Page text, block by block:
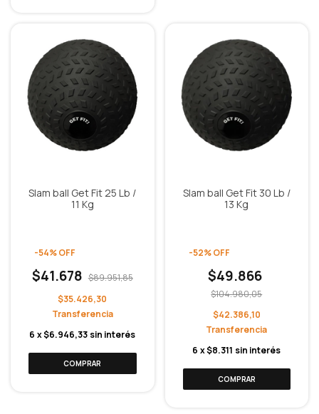
Slam ball Get Fit 25 Lb /
11 Kg
-54%OFF
$41.678 $89.951,85
$35.426,30
6 x$6.946,33 sin interés
Slam ball Get Fit 30 Lb /
13 Kg
-52%OFF
$49.866
$104.980,05
$42.386,10
6 x$8.311 sin interés